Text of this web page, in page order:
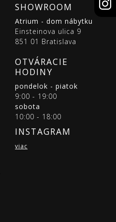
SHOWROOM
Atrium - dom nábytku
Einsteinova ulica 9
851 01 Bratislava
OTVÁRACIE
HODINY
pondelok - piatok
9:00 - 19:00
sobota
10:00 - 18:00
INSTAGRAM
viac